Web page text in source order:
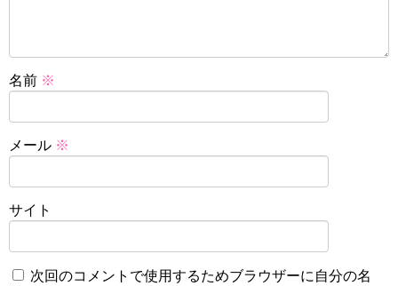
名前 ※
メール ※
サイト
次回のコメントで使用するためブラウザーに自分の名